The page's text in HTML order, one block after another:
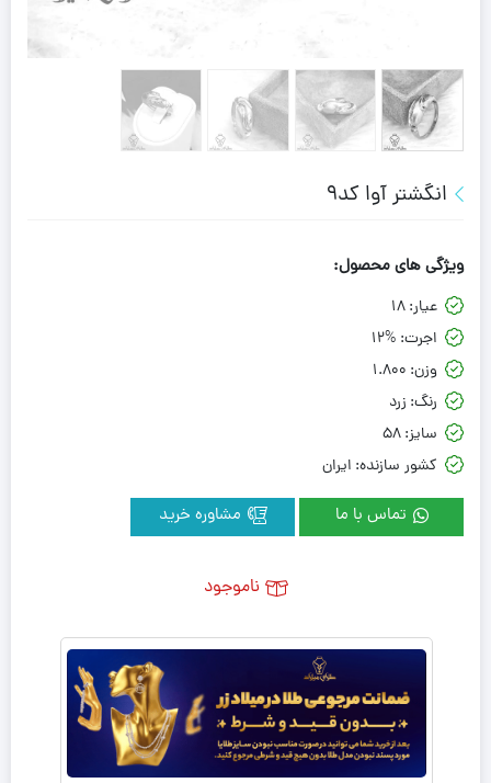
انگشتر آوا کد9
ویژگی های محصول:
عیار:18
اجرت: 12%
وزن: 1.800
رنگ: زرد
سایز:58
کشور سازنده: ایران
تماس با ما
ناموجود